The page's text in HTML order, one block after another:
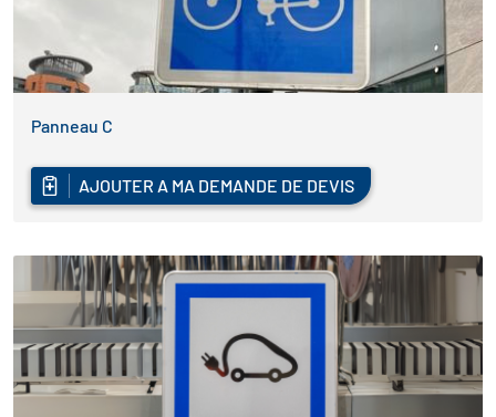
Panneau C
AJOUTER A MA DEMANDE DE DEVIS